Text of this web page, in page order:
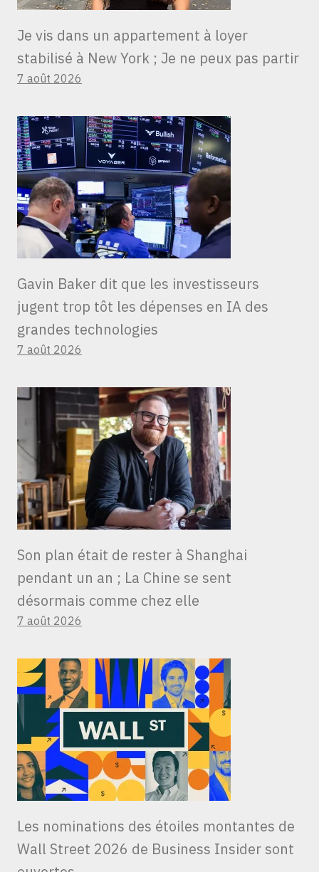
Je vis dans un appartement à loyer
stabilisé à New York ; Je ne peux pas partir
7 août 2026
Gavin Baker dit que les investisseurs
jugent trop tôt les dépenses en IA des
grandes technologies
7 août 2026
Son plan était de rester à Shanghai
pendant un an ; La Chine se sent
désormais comme chez elle
7 août 2026
Les nominations des étoiles montantes de
Wall Street 2026 de Business Insider sont